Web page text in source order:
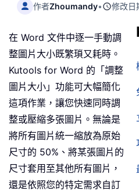
作者Zhoumandy• 修改日
在 Word 文件中逐一手動調
整圖片大小既繁瑣又耗時。
Kutools for Word 的「調整
圖片大小」功能可大幅簡化
這項作業，讓您快速同時調
整或壓縮多張圖片。無論是
將所有圖片統一縮放為原始
尺寸的 50%、將某張圖片的
尺寸套用至其他所有圖片，
還是依照您的特定需求自訂